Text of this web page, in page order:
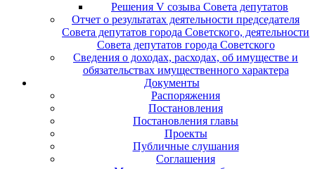
Решения V созыва Совета депутатов
Отчет о результатах деятельности председателя
Совета депутатов города Советского, деятельности
Совета депутатов города Советского
Сведения о доходах, расходах, об имуществе и
обязательствах имущественного характера
Документы
Распоряжения
Постановления
Постановления главы
Проекты
Публичные слушания
Соглашения